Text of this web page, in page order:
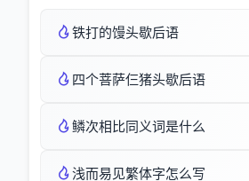
铁打的馒头歇后语
四个菩萨仨猪头歇后语
鳞次相比同义词是什么
浅而易见繁体字怎么写